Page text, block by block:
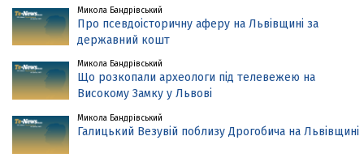
Микола Бандрівський
Про псевдоісторичну аферу на Львівщині за
державний кошт
Микола Бандрівський
Що розкопали археологи під телевежею на
Високому Замку у Львові
Микола Бандрівський
Галицький Везувій поблизу Дрогобича на Львівщині